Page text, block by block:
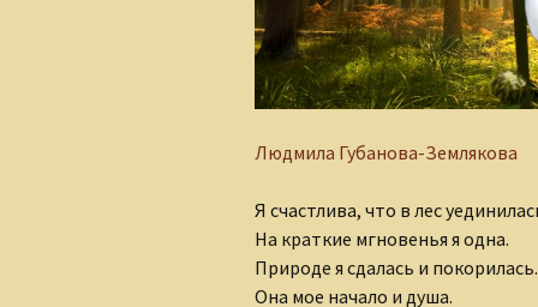
Валентина Мешкова
Вероника Родкевич
Виктор Деобальд
Гульнара Тырышкина
Елена Понкратова
Елена Рафеева
Людмила Губанова-Землякова
Я счастлива, что в лес
На краткие мгновенья я одна.
Природе я сдалась и покорилась.
Она мое начало и душа.